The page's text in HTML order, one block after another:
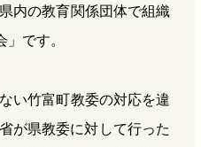
内の教育関係団体で組織
です。
い竹富町教委の対応を違
が県教委に対して行った